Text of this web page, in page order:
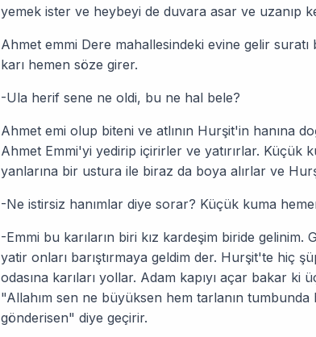
yemek ister ve heybeyi de duvara asar ve uzanıp
Ahmet emmi Dere mahallesindeki evine gelir
karı hemen söze girer.
-Ula herif sene ne oldi, bu ne hal bele?
Ahmet emi olup biteni ve atlının Hurşit'in hanına
Ahmet Emmi'yi yedirip içirirler ve yatırırlar. Küçük
yanlarına bir ustura ile biraz da boya alırlar ve
-Ne istirsiz hanımlar diye sorar? Küçük kuma
-Emmi bu karıların biri kız kardeşim biride gelinim.
yatir onları barıştırmaya geldim der. Hurşit'te hiç
odasına karıları yollar. Adam kapıyı açar bakar ki
"Allahım sen ne büyüksen hem tarlanın tumbunda
gönderisen" diye geçirir.